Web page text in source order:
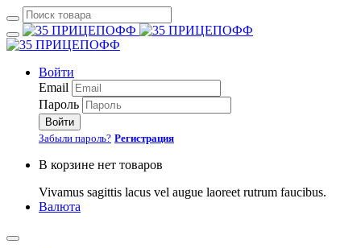
Войти
Email
Пароль
Войти
Забыли пароль? Регистрация
В корзине нет товаров
Vivamus sagittis lacus vel augue laoreet rutrum faucibus.
Валюта